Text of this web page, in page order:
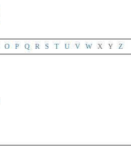
O P Q R S T U V W X Y Z